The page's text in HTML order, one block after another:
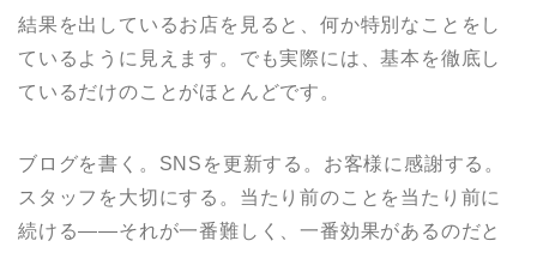
結果を出しているお店を見ると、何か特別なことをし
ているように見えます。でも実際には、基本を徹底し
ているだけのことがほとんどです。
ブログを書く。SNSを更新する。お客様に感謝する。
スタッフを大切にする。当たり前のことを当たり前に
続ける——それが一番難しく、一番効果があるのだと